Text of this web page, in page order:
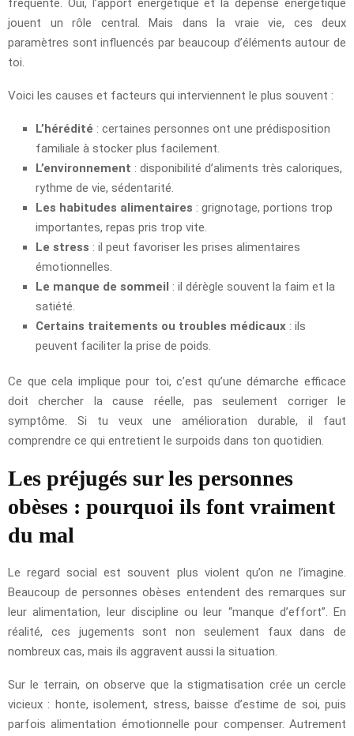
fréquente. Oui, l’apport énergétique et la dépense énergétique
jouent un rôle central. Mais dans la vraie vie, ces deux
paramètres sont influencés par beaucoup d’éléments autour de
toi.
Voici les causes et facteurs qui interviennent le plus souvent :
L’hérédité : certaines personnes ont une prédisposition
familiale à stocker plus facilement.
L’environnement : disponibilité d’aliments très caloriques,
rythme de vie, sédentarité.
Les habitudes alimentaires : grignotage, portions trop
importantes, repas pris trop vite.
Le stress : il peut favoriser les prises alimentaires
émotionnelles.
Le manque de sommeil : il dérègle souvent la faim et la
satiété.
Certains traitements ou troubles médicaux : ils
peuvent faciliter la prise de poids.
Ce que cela implique pour toi, c’est qu’une démarche efficace
doit chercher la cause réelle, pas seulement corriger le
symptôme. Si tu veux une amélioration durable, il faut
comprendre ce qui entretient le surpoids dans ton quotidien.
Les préjugés sur les personnes
obèses : pourquoi ils font vraiment
du mal
Le regard social est souvent plus violent qu’on ne l’imagine.
Beaucoup de personnes obèses entendent des remarques sur
leur alimentation, leur discipline ou leur “manque d’effort”. En
réalité, ces jugements sont non seulement faux dans de
nombreux cas, mais ils aggravent aussi la situation.
Sur le terrain, on observe que la stigmatisation crée un cercle
vicieux : honte, isolement, stress, baisse d’estime de soi, puis
parfois alimentation émotionnelle pour compenser. Autrement